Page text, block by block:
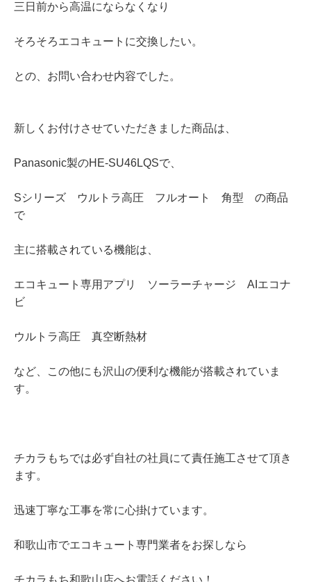
三日前から高温にならなくなり
そろそろエコキュートに交換したい。
との、お問い合わせ内容でした。
新しくお付けさせていただきました商品は、
Panasonic製のHE-SU46LQSで、
Sシリーズ ウルトラ高圧 フルオート 角型 の商品
で
主に搭載されている機能は、
エコキュート専用アプリ ソーラーチャージ AIエコナ
ビ
ウルトラ高圧 真空断熱材
など、この他にも沢山の便利な機能が搭載されていま
す。
チカラもちでは必ず自社の社員にて責任施工させて頂き
ます。
迅速丁寧な工事を常に心掛けています。
和歌山市でエコキュート専門業者をお探しなら